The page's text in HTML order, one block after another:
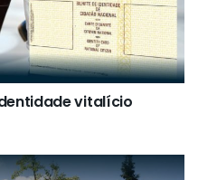
vitalício